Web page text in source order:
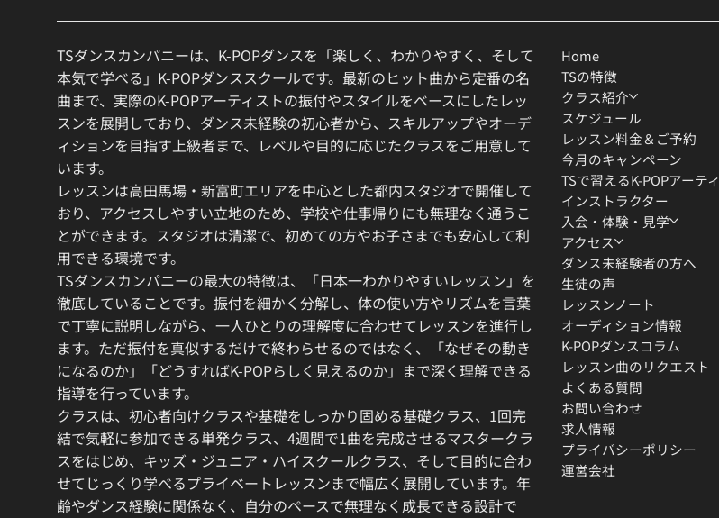
TSダンスカンパニーは、K-POPダンスを「楽しく、わかりやすく、そして
本気で学べる」K-POPダンススクールです。最新のヒット曲から定番の名
曲まで、実際のK-POPアーティストの振付やスタイルをベースにしたレッ
スンを展開しており、ダンス未経験の初心者から、スキルアップやオーデ
ィションを目指す上級者まで、レベルや目的に応じたクラスをご用意して
います。
レッスンは高田馬場・新富町エリアを中心とした都内スタジオで開催して
おり、アクセスしやすい立地のため、学校や仕事帰りにも無理なく通うこ
とができます。スタジオは清潔で、初めての方やお子さまでも安心して利
用できる環境です。
TSダンスカンパニーの最大の特徴は、「日本一わかりやすいレッスン」を
徹底していることです。振付を細かく分解し、体の使い方やリズムを言葉
で丁寧に説明しながら、一人ひとりの理解度に合わせてレッスンを進行し
ます。ただ振付を真似するだけで終わらせるのではなく、「なぜその動き
になるのか」「どうすればK-POPらしく見えるのか」まで深く理解できる
指導を行っています。
クラスは、初心者向けクラスや基礎をしっかり固める基礎クラス、1回完
結で気軽に参加できる単発クラス、4週間で1曲を完成させるマスタークラ
スをはじめ、キッズ・ジュニア・ハイスクールクラス、そして目的に合わ
せてじっくり学べるプライベートレッスンまで幅広く展開しています。年
齢やダンス経験に関係なく、自分のペースで無理なく成長できる設計で
Home
TSの特徴
クラス紹介
スケジュール
レッスン料金＆ご予約
今月のキャンペーン
TSで習えるK-POPアーテ
インストラクター
入会・体験・見学
アクセス
ダンス未経験者の方へ
生徒の声
レッスンノート
オーディション情報
K-POPダンスコラム
レッスン曲のリクエスト
よくある質問
お問い合わせ
求人情報
プライバシーポリシー
運営会社